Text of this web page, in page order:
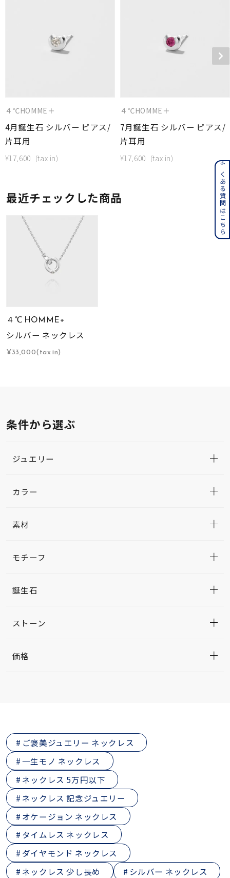
４℃HOMME＋
4月誕生石 シルバー ピアス/
片耳用
¥17,600
４℃HOMME＋
7月誕生石 シルバー ピアス/
片耳用
¥17,600
最近チェックした商品
４℃ HOMME+
シルバー ネックレス
¥33,000(tax in)
条件から選ぶ
ジュエリー
カラー
素材
モチーフ
誕生石
ストーン
価格
ご褒美ジュエリー ネックレス
一生モノ ネックレス
ネックレス 5万円以下
ネックレス 記念ジュエリー
オケージョン ネックレス
タイムレス ネックレス
ダイヤモンド ネックレス
ネックレス 少し長め
シルバー ネックレス
よくある質問はこちら